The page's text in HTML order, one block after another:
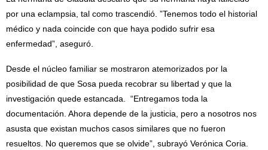
por una eclampsia, tal como trascendió. ”Tenemos todo el historial
médico y nada coincide con que haya podido sufrir esa
enfermedad”, aseguró.
Desde el núcleo familiar se mostraron atemorizados por la
posibilidad de que Sosa pueda recobrar su libertad y que la
investigación quede estancada. “Entregamos toda la
documentación. Ahora depende de la justicia, pero a nosotros nos
asusta que existan muchos casos similares que no fueron
resueltos. No queremos que se olvide”, subrayó Verónica Coria.